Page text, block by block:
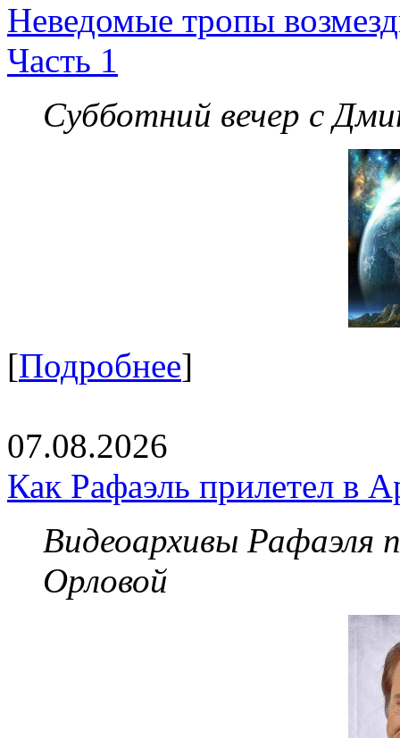
Неведомые тропы
Часть 1
Субботний вечер с
[Подробнее]
07.08.2026
Как Рафаэль прилетел в
Видеоархивы Рафаэля
Орловой